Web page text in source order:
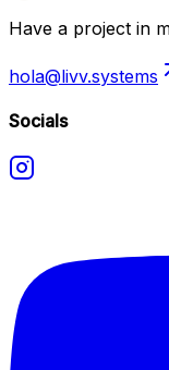
Have a project in
hola@livv.systems
Socials